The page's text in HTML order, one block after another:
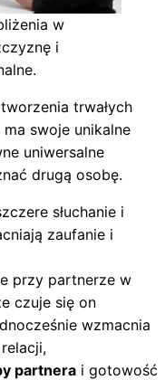
w
i
trwałych
swoje unikalne
uniwersalne
drugą osobę.
słuchanie i
zaufanie i
przy partnerze w
czuje się on
wzmacnia
partnera i gotowość